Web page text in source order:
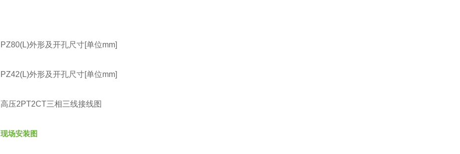
PZ80(L)外形及开孔尺寸[单位mm]
PZ42(L)外形及开孔尺寸[单位mm]
高压2PT2CT三相三线接线图
现场安装图